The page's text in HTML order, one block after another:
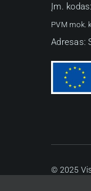
Įm.
PVM mok.
Adresas:
© 2025